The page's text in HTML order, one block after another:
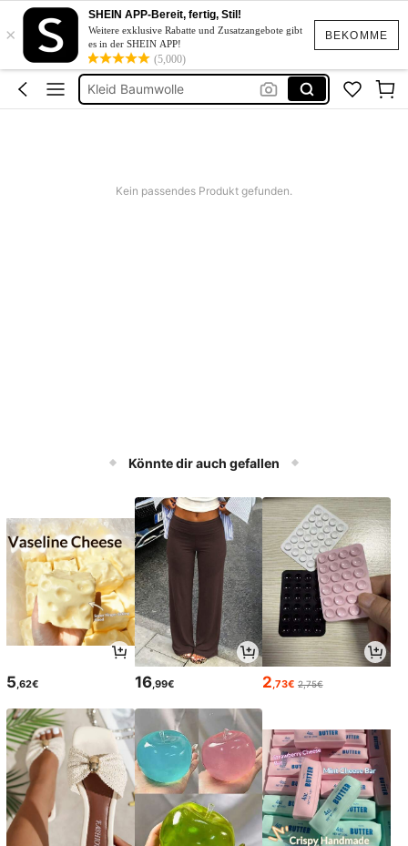
BEKOMME
×
SHEIN APP-Bereit, fertig, Stil!
Weitere exklusive Rabatte und Zusatzangebote gibt
es in der SHEIN APP!
(5,000)
Kurze Kleider Sommer
Bikini
Kleid Baumwolle
Kurze Hose Männer
Kein passendes Produkt gefunden.
Könnte dir auch gefallen
5 ,62€ 16,99€ 2 ,73€ 2,75€